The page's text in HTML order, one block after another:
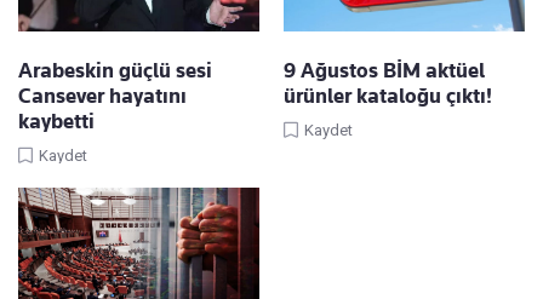
Arabeskin güçlü sesi
Cansever hayatını
kaybetti
Kaydet
9 Ağustos BİM aktüel
ürünler kataloğu çıktı!
Kaydet